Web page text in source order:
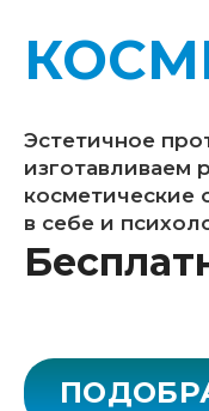
Эстетичное
изготавливаем
косметические
в себе и